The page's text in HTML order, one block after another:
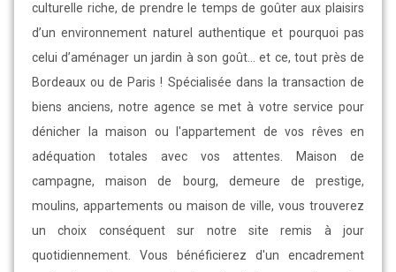
culturelle riche, de prendre le temps de goûter aux plaisirs
d’un environnement naturel authentique et pourquoi pas
celui d’aménager un jardin à son goût... et ce, tout près de
Bordeaux ou de Paris ! Spécialisée dans la transaction de
biens anciens, notre agence se met à votre service pour
dénicher la maison ou l'appartement de vos rêves en
adéquation totales avec vos attentes. Maison de
campagne, maison de bourg, demeure de prestige,
moulins, appartements ou maison de ville, vous trouverez
un choix conséquent sur notre site remis à jour
quotidiennement. Vous bénéficierez d'un encadrement